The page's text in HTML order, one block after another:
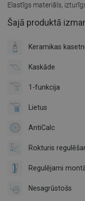
Elastīgs materiāls,
Šajā produktā
Keramikas
Kaskāde
1-funkcija
Lietus
AntiCalc
Rokturis
Regulējami
Nesagrūstošs